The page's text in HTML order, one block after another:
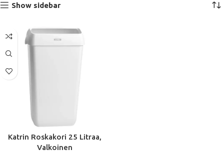
Show sidebar
Katrin Roskakori 25 Litraa,
Valkoinen